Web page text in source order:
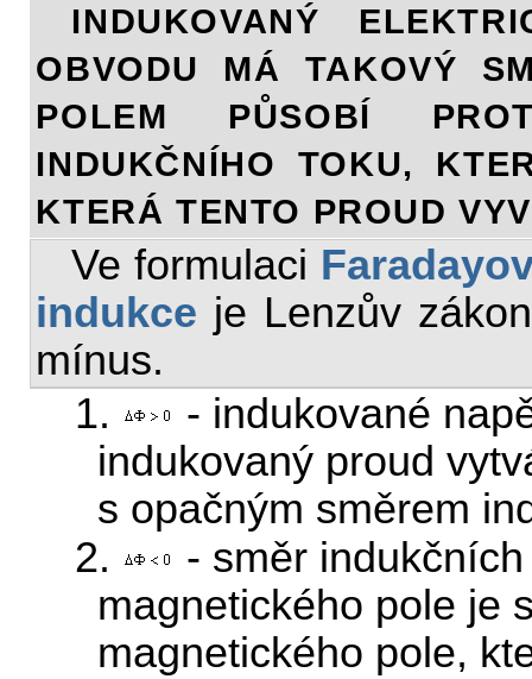
INDUKOVANÝ
OBVODU MÁ TAKOVÝ
POLEM PŮSOBÍ
INDUKČNÍHO TOKU,
KTERÁ TENTO PROUD
Ve formulaci
indukce je Lenzův
mínus.
1.
- indukované
indukovaný proud
s opačným směrem
2.
- směr
magnetického pole je
magnetického pole,